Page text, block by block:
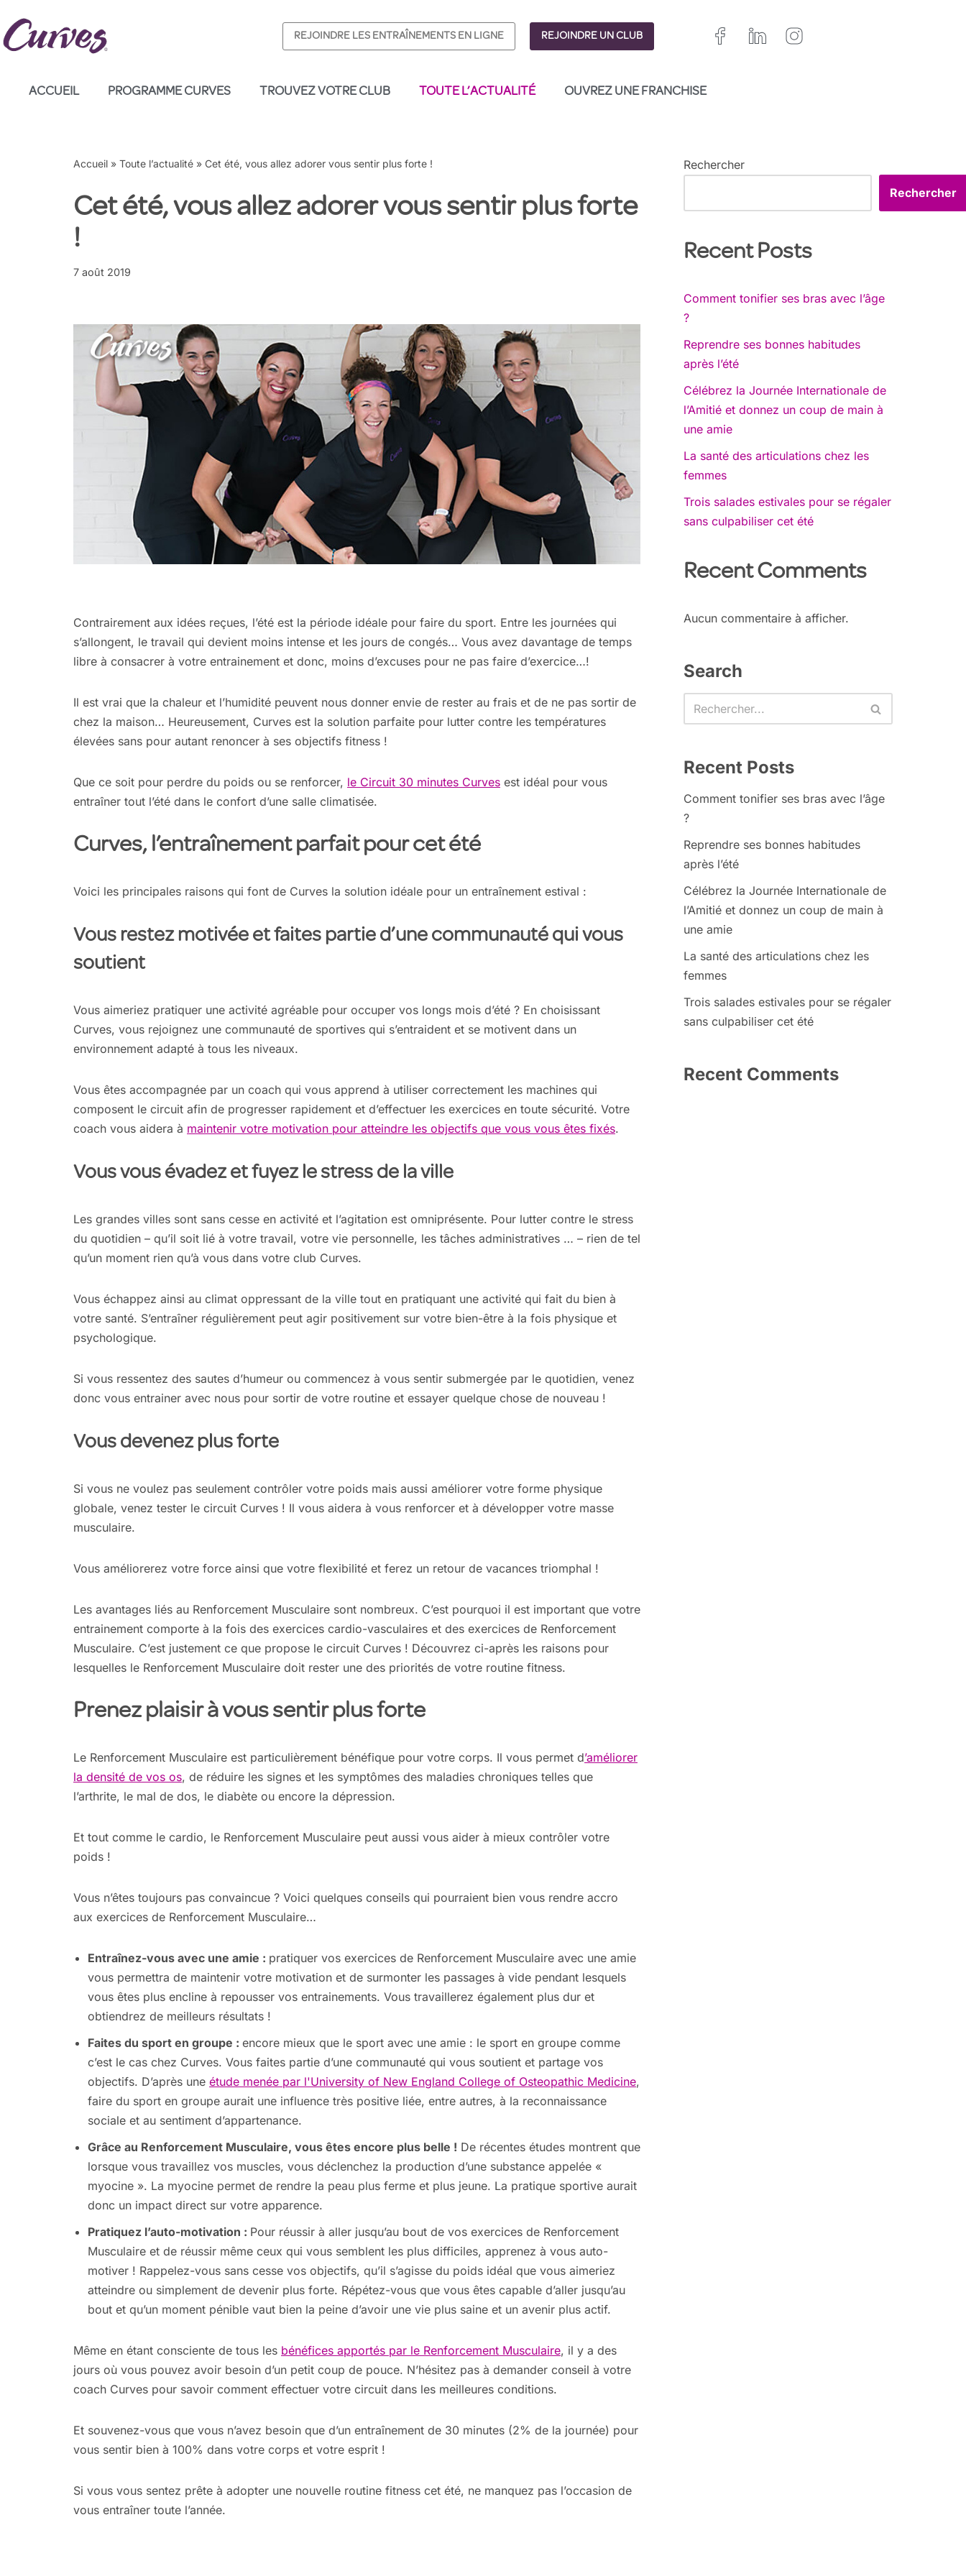
Aller
REJOINDRE LES ENTRAÎNEMENTS EN LIGNE REJOINDRE UN CLUB
ACCUEIL PROGRAMME CURVES TROUVEZ VOTRE CLUB TOUTE L’ACTUALITÉ OUVREZ UNE FRANCHISE
Accueil » Toute l’actualité » Cet été, vous allez adorer vous sentir plus forte !
Cet été, vous allez adorer vous sentir plus forte
!
7 août 2019
Contrairement aux idées reçues, l’été est la période idéale pour faire du sport. Entre les journées qui
s’allongent, le travail qui devient moins intense et les jours de congés… Vous avez davantage de temps
libre à consacrer à votre entrainement et donc, moins d’excuses pour ne pas faire d’exercice…!
Il est vrai que la chaleur et l’humidité peuvent nous donner envie de rester au frais et de ne pas sortir de
chez la maison… Heureusement, Curves est la solution parfaite pour lutter contre les températures
élevées sans pour autant renoncer à ses objectifs fitness !
Que ce soit pour perdre du poids ou se renforcer, le Circuit 30 minutes Curves est idéal pour vous
entraîner tout l’été dans le confort d’une salle climatisée.
Curves, l’entraînement parfait pour cet été
Voici les principales raisons qui font de Curves la solution idéale pour un entraînement estival :
Vous restez motivée et faites partie d’une communauté qui vous
soutient
Vous aimeriez pratiquer une activité agréable pour occuper vos longs mois d’été ? En choisissant
Curves, vous rejoignez une communauté de sportives qui s’entraident et se motivent dans un
environnement adapté à tous les niveaux.
Vous êtes accompagnée par un coach qui vous apprend à utiliser correctement les machines qui
composent le circuit afin de progresser rapidement et d’effectuer les exercices en toute sécurité. Votre
coach vous aidera à maintenir votre motivation pour atteindre les objectifs que vous vous êtes fixés.
Vous vous évadez et fuyez le stress de la ville
Les grandes villes sont sans cesse en activité et l’agitation est omniprésente. Pour lutter contre le stress
du quotidien – qu’il soit lié à votre travail, votre vie personnelle, les tâches administratives … – rien de tel
qu’un moment rien qu’à vous dans votre club Curves.
Vous échappez ainsi au climat oppressant de la ville tout en pratiquant une activité qui fait du bien à
votre santé. S’entraîner régulièrement peut agir positivement sur votre bien-être à la fois physique et
psychologique.
Si vous ressentez des sautes d’humeur ou commencez à vous sentir submergée par le quotidien, venez
donc vous entrainer avec nous pour sortir de votre routine et essayer quelque chose de nouveau !
Vous devenez plus forte
Si vous ne voulez pas seulement contrôler votre poids mais aussi améliorer votre forme physique
globale, venez tester le circuit Curves ! Il vous aidera à vous renforcer et à développer votre masse
musculaire.
Vous améliorerez votre force ainsi que votre flexibilité et ferez un retour de vacances triomphal !
Les avantages liés au Renforcement Musculaire sont nombreux. C’est pourquoi il est important que votre
entrainement comporte à la fois des exercices cardio-vasculaires et des exercices de Renforcement
Musculaire. C’est justement ce que propose le circuit Curves ! Découvrez ci-après les raisons pour
lesquelles le Renforcement Musculaire doit rester une des priorités de votre routine fitness.
Prenez plaisir à vous sentir plus forte
Le Renforcement Musculaire est particulièrement bénéfique pour votre corps. Il vous permet d’améliorer
la densité de vos os, de réduire les signes et les symptômes des maladies chroniques telles que
l’arthrite, le mal de dos, le diabète ou encore la dépression.
Et tout comme le cardio, le Renforcement Musculaire peut aussi vous aider à mieux contrôler votre
poids !
Vous n’êtes toujours pas convaincue ? Voici quelques conseils qui pourraient bien vous rendre accro
aux exercices de Renforcement Musculaire…
Entraînez-vous avec une amie : pratiquer vos exercices de Renforcement Musculaire avec une amie
vous permettra de maintenir votre motivation et de surmonter les passages à vide pendant lesquels
vous êtes plus encline à repousser vos entrainements. Vous travaillerez également plus dur et
obtiendrez de meilleurs résultats !
Faites du sport en groupe : encore mieux que le sport avec une amie : le sport en groupe comme
c’est le cas chez Curves. Vous faites partie d’une communauté qui vous soutient et partage vos
objectifs. D’après une étude menée par l'University of New England College of Osteopathic Medicine,
faire du sport en groupe aurait une influence très positive liée, entre autres, à la reconnaissance
sociale et au sentiment d’appartenance.
Grâce au Renforcement Musculaire, vous êtes encore plus belle ! De récentes études montrent que
lorsque vous travaillez vos muscles, vous déclenchez la production d’une substance appelée «
myocine ». La myocine permet de rendre la peau plus ferme et plus jeune. La pratique sportive aurait
donc un impact direct sur votre apparence.
Pratiquez l’auto-motivation : Pour réussir à aller jusqu’au bout de vos exercices de Renforcement
Musculaire et de réussir même ceux qui vous semblent les plus difficiles, apprenez à vous auto-
motiver ! Rappelez-vous sans cesse vos objectifs, qu’il s’agisse du poids idéal que vous aimeriez
atteindre ou simplement de devenir plus forte. Répétez-vous que vous êtes capable d’aller jusqu’au
bout et qu’un moment pénible vaut bien la peine d’avoir une vie plus saine et un avenir plus actif.
Même en étant consciente de tous les bénéfices apportés par le Renforcement Musculaire, il y a des
jours où vous pouvez avoir besoin d’un petit coup de pouce. N’hésitez pas à demander conseil à votre
coach Curves pour savoir comment effectuer votre circuit dans les meilleures conditions.
Et souvenez-vous que vous n’avez besoin que d’un entraînement de 30 minutes (2% de la journée) pour
vous sentir bien à 100% dans votre corps et votre esprit !
Si vous vous sentez prête à adopter une nouvelle routine fitness cet été, ne manquez pas l’occasion de
vous entraîner toute l’année.
Rechercher
Rechercher
Recent Posts
Comment tonifier ses bras avec l’âge
?
Reprendre ses bonnes habitudes
après l’été
Célébrez la Journée Internationale de
l’Amitié et donnez un coup de main à
une amie
La santé des articulations chez les
femmes
Trois salades estivales pour se régaler
sans culpabiliser cet été
Recent Comments
Aucun commentaire à afficher.
Search
Recent Posts
Comment tonifier ses bras avec l’âge
?
Reprendre ses bonnes habitudes
après l’été
Célébrez la Journée Internationale de
l’Amitié et donnez un coup de main à
une amie
La santé des articulations chez les
femmes
Trois salades estivales pour se régaler
sans culpabiliser cet été
Recent Comments